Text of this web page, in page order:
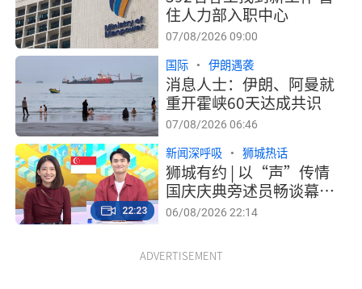
住人力部入职中心
07/08/2026 09:00
消息人士：伊朗、阿曼就
重开霍峡60天达成共识
国际 伊朗遇袭
07/08/2026 06:46
狮城有约 | 以“声”传情
国庆庆典旁述员畅谈幕后
工作
新闻深呼吸 狮城热话
06/08/2026 22:14
22:23
ADVERTISEMENT